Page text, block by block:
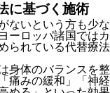
に基づく施術
ないという方も少な
ーロッパ諸国ではカ
られている代替療法
身体のバランスを整
痛みの緩和」「神経